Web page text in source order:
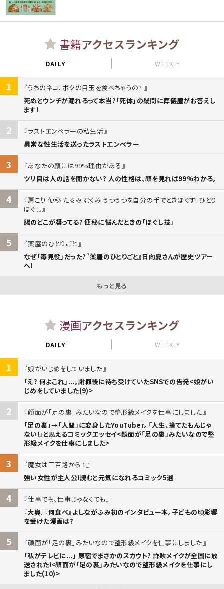
書籍アクセスランキング
DAILY WEEKLY
1
うちのネコ、ボクの目玉を食べちゃうの?
死ぬとウンチが漏れるって本当?「死体」の疑問に葬儀屋がお答えし
ます!
2
ラストエンペラーの私生活
異常な性生活を送ったラストエンペラー
3
あなたの顔には99%理由がある
ツリ目は人の話を聞かない? 人の性格は、顔を見れば99%わかる。
4
肩こり 便秘 たるみ むくみ うつうつを自分の手でときほぐす! ひとり
ほぐし
腸のどこが凝ってる? 便秘に悩んだときの「ほぐし技」
5
薬屋のひとりごと
なぜ「毒見役」だった?『薬屋のひとりごと』日向夏さんが歴史ツアー
へ!
もっと見る
漫画アクセスランキング
DAILY WEEKLY
1
娘がいじめをしていました
「え? 何よこれ」...。謝罪後に待ち受けていたSNSでの告発<娘がい
じめをしていました(9)>
2
顔面が「足の裏」みたいなので整形級メイクを仕事にしました
「足の裏」→「人間」に変身したYouTuber。「人生、捨てたもんじゃ
ない!」と思えるコミックエッセイ<顔面が「足の裏」みたいなので整
形級メイクを仕事にしました>
3
魔女は三百路から 1
強い女性が主人公!読むと元気になれるコミック5選
4
仕事でも、仕事じゃなくても
『大奥』『何食べ』よしながふみ初のインタビュー本。子どもの頃影響
を受けた漫画は?
5
顔面が「足の裏」みたいなので整形級メイクを仕事にしました
「私がテレビに...」 原宿でまさかのスカウト? 詐欺メイクが全国に放
送された!<顔面が「足の裏」みたいなので整形級メイクを仕事にし
ました(10)>